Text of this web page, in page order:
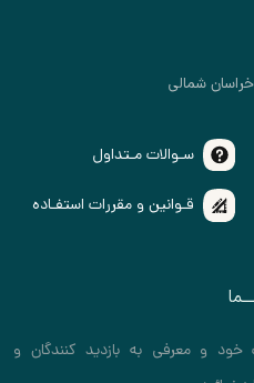
شمالی
سـوالات مـتداول
قـوانین و مقررات استفـاده
و معرفی به بازدید کنندگان و